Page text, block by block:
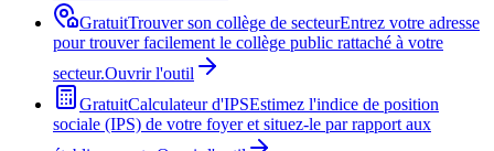
GratuitTrouver son collège de secteurEntrez votre adresse
pour trouver facilement le collège public rattaché à votre
secteur.Ouvrir l'outil
GratuitCalculateur d'IPSEstimez l'indice de position
sociale (IPS) de votre foyer et situez-le par rapport aux